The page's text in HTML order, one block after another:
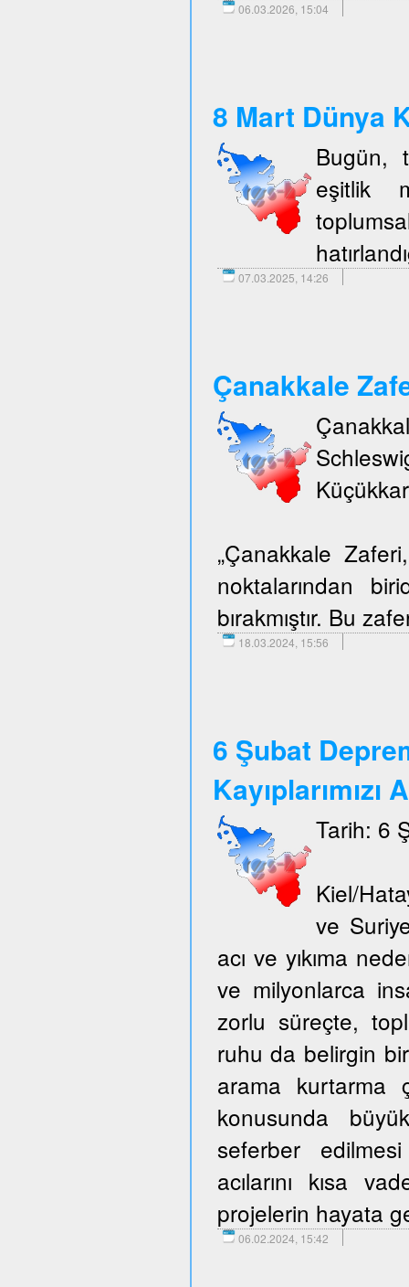
06.03.2026, 15:04
8 Mart Dünya
Bugün,
eşitlik
07.03.2025, 14:26
Çanakkale
„Çanakkale
noktalarından
bırakmıştır. Bu
18.03.2024, 15:56
6 Şubat
Kayıplarımızı
Tarih: 6
Kiel/
ve
acı ve yıkıma
ve milyonlarca
zorlu süreçte,
ruhu da belirgin bir
arama kurtarma
konusunda
seferber
acılarını kısa
projelerin hayata
06.02.2024, 15:42